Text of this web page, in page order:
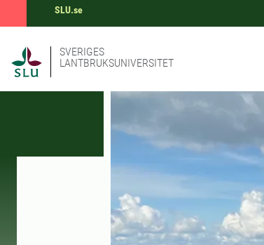
SLU.se
SVERIGES
LANTBRUKSUNIVERSITET